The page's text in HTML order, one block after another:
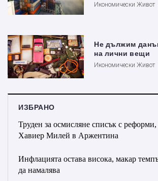
Икономически Живот
Не дължим
на лични вещи
Икономически Живот
ИЗБРАНО
Труден за осмисляне списък с
Хавиер Милей в Аржентина
Инфлацията остава висока, макар
да намалява